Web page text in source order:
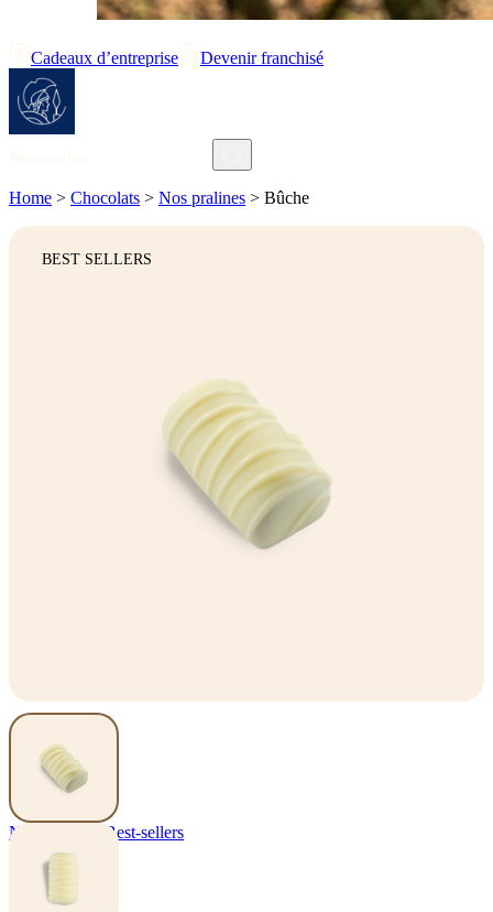
Cadeaux d’entreprise Devenir franchisé
Home > Chocolats > Nos pralines > Bûche
BEST SELLERS
Nos pralines Best-sellers
Bûche